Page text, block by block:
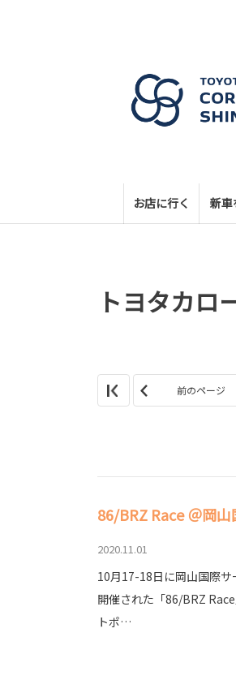
お店に行く 新車
トヨタカロ
前のページ
86/BRZ Race ＠岡山
2020.11.01
10月17-18日に岡山国際サ
開催された「86/BRZ
トポ…